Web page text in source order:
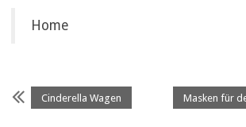
Home
Cinderella Wagen Masken für